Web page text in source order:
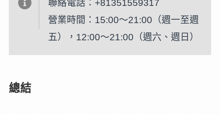
聯絡電話：+81351559317
營業時間：15:00～21:00（週一至週
五），12:00～21:00（週六、週日）
總結